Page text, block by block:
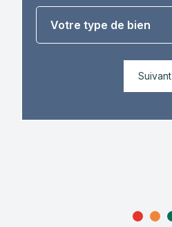
Votre type de bien
Suivant